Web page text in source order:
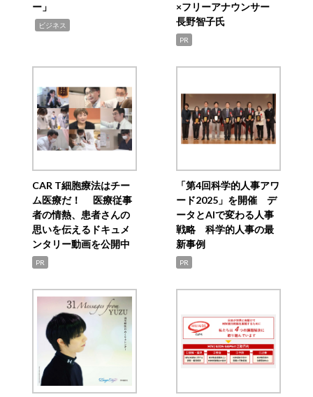
ー」
ビジネス
×フリーアナウンサー
長野智子氏
PR
CAR T細胞療法はチー
ム医療だ！ 医療従事
者の情熱、患者さんの
思いを伝えるドキュメ
ンタリー動画を公開中
PR
「第4回科学的人事アワ
ード2025」を開催 デ
ータとAIで変わる人事
戦略 科学的人事の最
新事例
PR